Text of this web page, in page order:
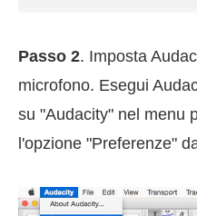
Passo 2. Imposta
microfono. Esegui
su "Audacity" nel menu
l'opzione "Preferenze"